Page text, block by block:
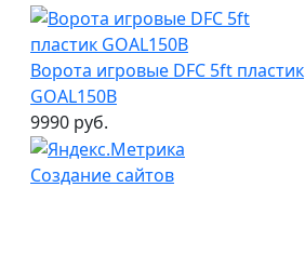
Ворота игровые DFC 5ft пластик
GOAL150B
9990 руб.
Создание сайтов